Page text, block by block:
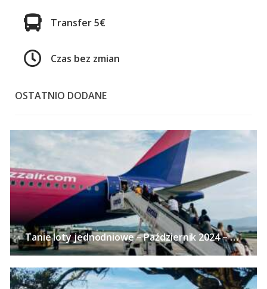
Transfer 5€
Czas bez zmian
OSTATNIO DODANE
Tanie loty jednodniowe – Październik 2024 – 24 pomysły na wycieczki bez noclegu z polskich miast już od 113 PLN!